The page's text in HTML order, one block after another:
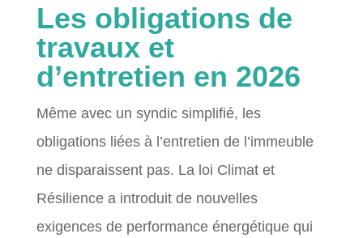
Les obligations de
travaux et
d’entretien en 2026
Même avec un syndic simplifié, les
obligations liées à l’entretien de l’immeuble
ne disparaissent pas. La loi Climat et
Résilience a introduit de nouvelles
exigences de performance énergétique qui